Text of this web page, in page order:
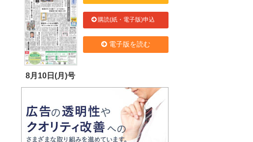
8月10日(月)号
購読(紙・電子版)申込
電子版を読む